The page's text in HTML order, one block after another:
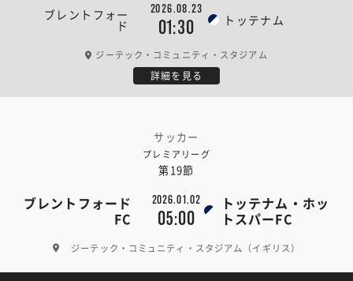
ブレントフォー
ド
2026.08.23
01:30 トッテナム
ジーテック・コミュニティ・スタジアム
詳細を見る
サッカー
プレミアリーグ
第19節
ブレントフォード
FC
2026.01.02
05:00
トッテナム・ホッ
トスパーFC
ジーテック・コミュニティ・スタジアム（イギリス）